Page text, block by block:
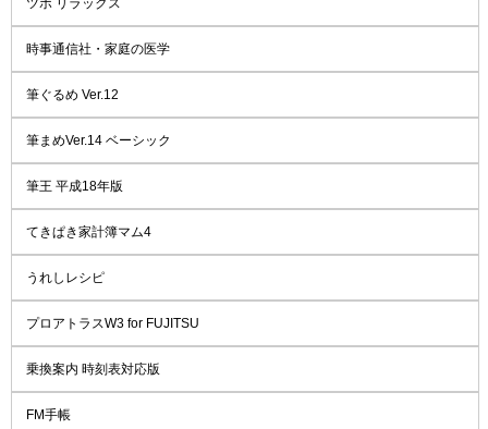
ツボ リラックス
時事通信社・家庭の医学
筆ぐるめ Ver.12
筆まめVer.14 ベーシック
筆王 平成18年版
てきぱき家計簿マム4
うれしレシピ
プロアトラスW3 for FUJITSU
乗換案内 時刻表対応版
FM手帳